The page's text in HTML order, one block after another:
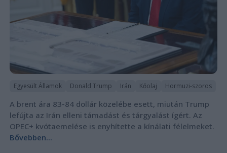
Egyesült Államok Donald Trump Irán Kőolaj Hormuzi-szoros
A brent ára 83-84 dollár közelébe esett, miután Trump
lefújta az Irán elleni támadást és tárgyalást ígért. Az
OPEC+ kvótaemelése is enyhítette a kínálati félelmeket.
Bővebben...